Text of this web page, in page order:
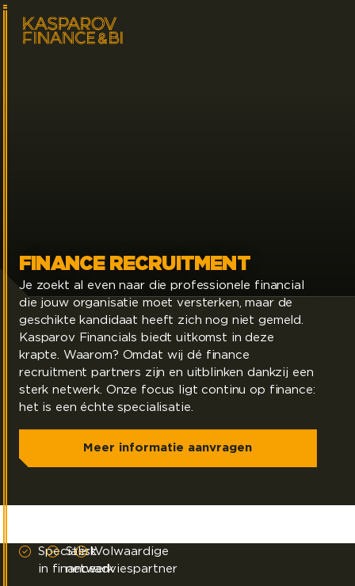
FINANCE RECRUITMENT
Je zoekt al even naar die professionele financial
die jouw organisatie moet versterken, maar de
geschikte kandidaat heeft zich nog niet gemeld.
Kasparov Financials biedt uitkomst in deze
krapte. Waarom? Omdat wij dé finance
recruitment partners zijn en uitblinken dankzij een
sterk netwerk. Onze focus ligt continu op finance:
het is een échte specialisatie.
Meer informatie aanvragen
Specialist
in finance
Sterk
netwerk
Volwaardige
adviespartner